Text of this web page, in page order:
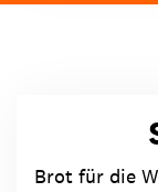
Brot für die